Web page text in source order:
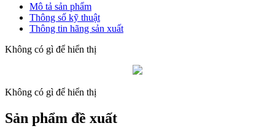
Mô tả sản phẩm
Thông số kỹ thuật
Thông tin hãng sản xuất
Không có gì để hiển thị
Không có gì để hiển thị
Sản phẩm đề xuất